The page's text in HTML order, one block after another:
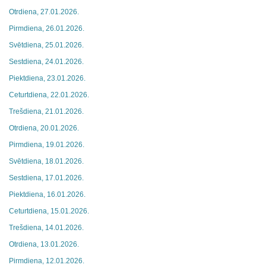
Otrdiena, 27.01.2026.
Pirmdiena, 26.01.2026.
Svētdiena, 25.01.2026.
Sestdiena, 24.01.2026.
Piektdiena, 23.01.2026.
Ceturtdiena, 22.01.2026.
Trešdiena, 21.01.2026.
Otrdiena, 20.01.2026.
Pirmdiena, 19.01.2026.
Svētdiena, 18.01.2026.
Sestdiena, 17.01.2026.
Piektdiena, 16.01.2026.
Ceturtdiena, 15.01.2026.
Trešdiena, 14.01.2026.
Otrdiena, 13.01.2026.
Pirmdiena, 12.01.2026.